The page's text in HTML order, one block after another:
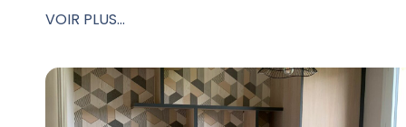
VOIR PLUS...